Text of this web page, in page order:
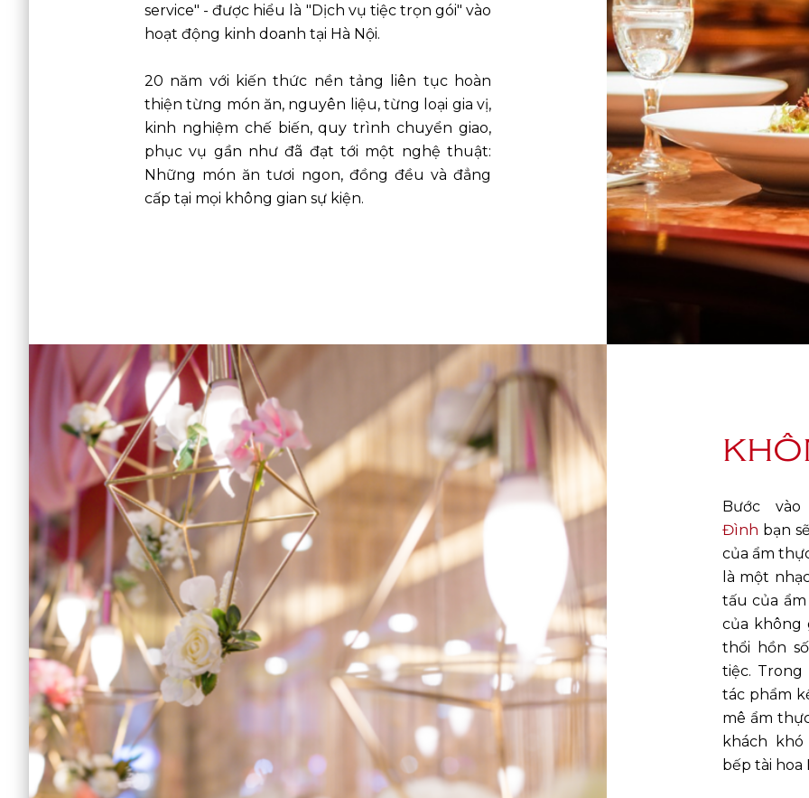
service" - được hiểu là "Dịch vụ tiệc trọn gói" vào
hoạt động kinh doanh tại Hà Nội.
20 năm với kiến thức nền tảng liên tục hoàn
thiện từng món ăn, nguyên liệu, từng loại gia vị,
kinh nghiệm chế biến, quy trình chuyển giao,
phục vụ gần như đã đạt tới một nghệ thuật:
Những món ăn tươi ngon, đồng đều và đẳng
cấp tại mọi không gian sự kiện.
Bước
Đình bạn
của ẩm
là một
tấu của
của không
thổi hồn
tiệc. Trong
tác phẩm
mê ẩm
khách
bếp tài